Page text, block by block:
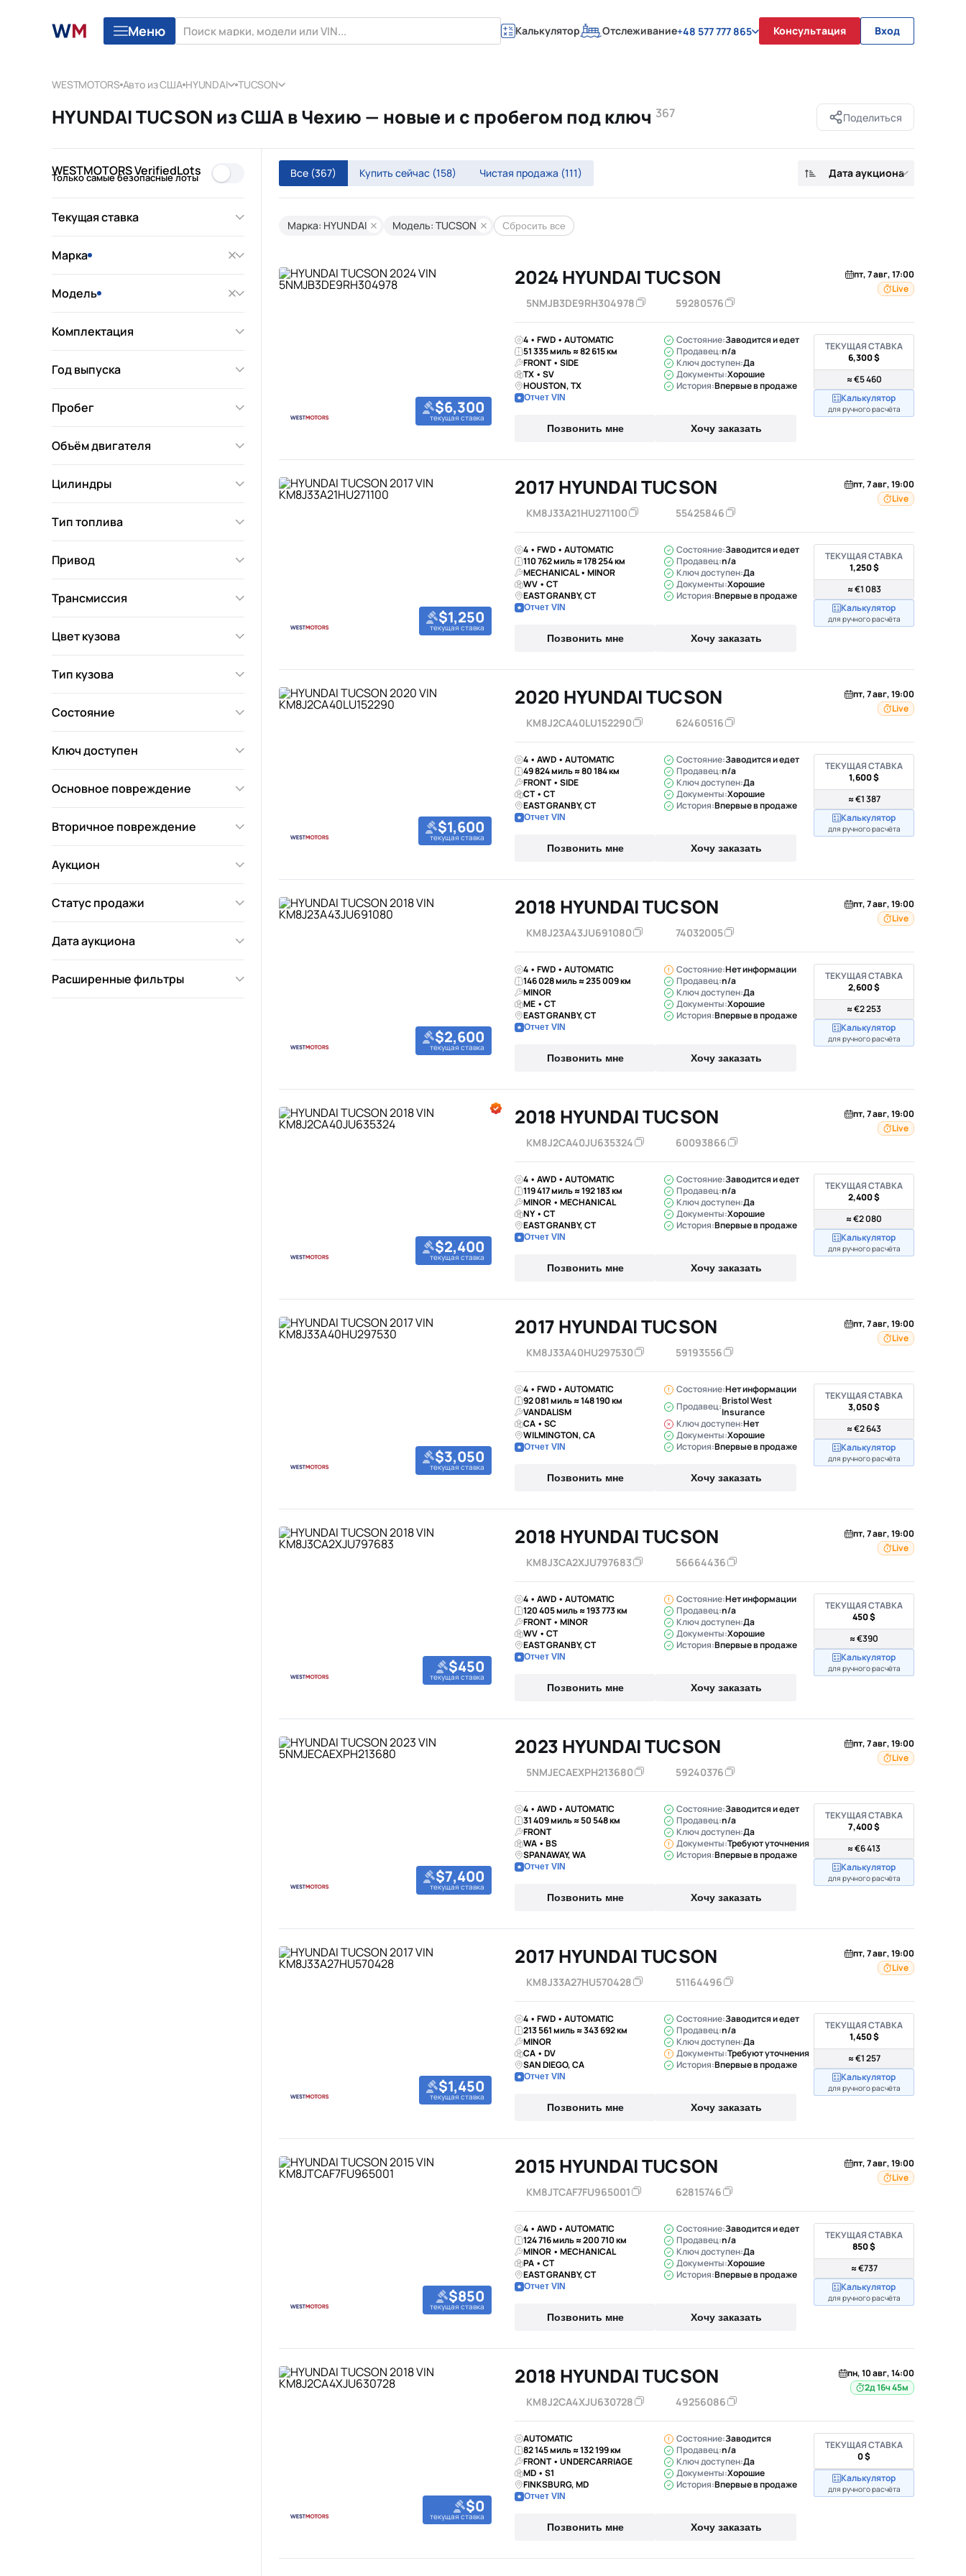
Меню Калькулятор Отслеживание+48 577 777 865 Консультация Вход
WESTMOTORS Авто из США HYUNDAI TUCSON
HYUNDAI TUCSON из США в Чехию — новые и с пробегом под ключ 367 Поделиться
WESTMOTORS VerifiedLots
Только самые безопасные лоты
Текущая ставка
Марка
Модель
Комплектация
Год выпуска
Пробег
Объём двигателя
Цилиндры
Тип топлива
Привод
Трансмиссия
Цвет кузова
Тип кузова
Состояние
Ключ доступен
Основное повреждение
Вторичное повреждение
Аукцион
Статус продажи
Дата аукциона
Расширенные фильтры
Дата аукциона
Все (367) Купить сейчас (158) Чистая продажа (111)
Марка: HYUNDAI Модель: TUCSON Сбросить все
$6,300
текущая ставка
2024 HYUNDAI TUCSON
5NMJB3DE9RH304978 59280576
пт, 7 авг, 17:00
Live
4 • FWD • AUTOMATIC
51 335 миль ≈ 82 615 км
FRONT • SIDE
TX • SV
HOUSTON, TX
Отчет VIN
Состояние:Заводится и едет
Продавец:n/a
Ключ доступен:Да
Документы:Хорошие
История:Впервые в продаже
Позвонить мне Хочу заказать
ТЕКУЩАЯ СТАВКА
6,300 $
≈ €5 460
Калькулятор
для ручного расчёта
$1,250
текущая ставка
2017 HYUNDAI TUCSON
KM8J33A21HU271100 55425846
пт, 7 авг, 19:00
Live
4 • FWD • AUTOMATIC
110 762 миль ≈ 178 254 км
MECHANICAL • MINOR
WV • CT
EAST GRANBY, CT
Отчет VIN
Состояние:Заводится и едет
Продавец:n/a
Ключ доступен:Да
Документы:Хорошие
История:Впервые в продаже
Позвонить мне Хочу заказать
ТЕКУЩАЯ СТАВКА
1,250 $
≈ €1 083
Калькулятор
для ручного расчёта
$1,600
текущая ставка
2020 HYUNDAI TUCSON
KM8J2CA40LU152290 62460516
пт, 7 авг, 19:00
Live
4 • AWD • AUTOMATIC
49 824 миль ≈ 80 184 км
FRONT • SIDE
CT • CT
EAST GRANBY, CT
Отчет VIN
Состояние:Заводится и едет
Продавец:n/a
Ключ доступен:Да
Документы:Хорошие
История:Впервые в продаже
Позвонить мне Хочу заказать
ТЕКУЩАЯ СТАВКА
1,600 $
≈ €1 387
Калькулятор
для ручного расчёта
$2,600
текущая ставка
2018 HYUNDAI TUCSON
KM8J23A43JU691080 74032005
пт, 7 авг, 19:00
Live
4 • FWD • AUTOMATIC
146 028 миль ≈ 235 009 км
MINOR
ME • CT
EAST GRANBY, CT
Отчет VIN
Состояние:Нет информации
Продавец:n/a
Ключ доступен:Да
Документы:Хорошие
История:Впервые в продаже
Позвонить мне Хочу заказать
ТЕКУЩАЯ СТАВКА
2,600 $
≈ €2 253
Калькулятор
для ручного расчёта
$2,400
текущая ставка
2018 HYUNDAI TUCSON
KM8J2CA40JU635324 60093866
пт, 7 авг, 19:00
Live
4 • AWD • AUTOMATIC
119 417 миль ≈ 192 183 км
MINOR • MECHANICAL
NY • CT
EAST GRANBY, CT
Отчет VIN
Состояние:Заводится и едет
Продавец:n/a
Ключ доступен:Да
Документы:Хорошие
История:Впервые в продаже
Позвонить мне Хочу заказать
ТЕКУЩАЯ СТАВКА
2,400 $
≈ €2 080
Калькулятор
для ручного расчёта
$3,050
текущая ставка
2017 HYUNDAI TUCSON
KM8J33A40HU297530 59193556
пт, 7 авг, 19:00
Live
4 • FWD • AUTOMATIC
92 081 миль ≈ 148 190 км
VANDALISM
CA • SC
WILMINGTON, CA
Отчет VIN
Состояние:Нет информации
Продавец:Bristol West
Insurance
Ключ доступен:Нет
Документы:Хорошие
История:Впервые в продаже
Позвонить мне Хочу заказать
ТЕКУЩАЯ СТАВКА
3,050 $
≈ €2 643
Калькулятор
для ручного расчёта
$450
текущая ставка
2018 HYUNDAI TUCSON
KM8J3CA2XJU797683 56664436
пт, 7 авг, 19:00
Live
4 • AWD • AUTOMATIC
120 405 миль ≈ 193 773 км
FRONT • MINOR
WV • CT
EAST GRANBY, CT
Отчет VIN
Состояние:Нет информации
Продавец:n/a
Ключ доступен:Да
Документы:Хорошие
История:Впервые в продаже
Позвонить мне Хочу заказать
ТЕКУЩАЯ СТАВКА
450 $
≈ €390
Калькулятор
для ручного расчёта
$7,400
текущая ставка
2023 HYUNDAI TUCSON
5NMJECAEXPH213680 59240376
пт, 7 авг, 19:00
Live
4 • AWD • AUTOMATIC
31 409 миль ≈ 50 548 км
FRONT
WA • BS
SPANAWAY, WA
Отчет VIN
Состояние:Заводится и едет
Продавец:n/a
Ключ доступен:Да
Документы:Требуют уточнения
История:Впервые в продаже
Позвонить мне Хочу заказать
ТЕКУЩАЯ СТАВКА
7,400 $
≈ €6 413
Калькулятор
для ручного расчёта
$1,450
текущая ставка
2017 HYUNDAI TUCSON
KM8J33A27HU570428 51164496
пт, 7 авг, 19:00
Live
4 • FWD • AUTOMATIC
213 561 миль ≈ 343 692 км
MINOR
CA • DV
SAN DIEGO, CA
Отчет VIN
Состояние:Заводится и едет
Продавец:n/a
Ключ доступен:Да
Документы:Требуют уточнения
История:Впервые в продаже
Позвонить мне Хочу заказать
ТЕКУЩАЯ СТАВКА
1,450 $
≈ €1 257
Калькулятор
для ручного расчёта
$850
текущая ставка
2015 HYUNDAI TUCSON
KM8JTCAF7FU965001 62815746
пт, 7 авг, 19:00
Live
4 • AWD • AUTOMATIC
124 716 миль ≈ 200 710 км
MINOR • MECHANICAL
PA • CT
EAST GRANBY, CT
Отчет VIN
Состояние:Заводится и едет
Продавец:n/a
Ключ доступен:Да
Документы:Хорошие
История:Впервые в продаже
Позвонить мне Хочу заказать
ТЕКУЩАЯ СТАВКА
850 $
≈ €737
Калькулятор
для ручного расчёта
$0
текущая ставка
2018 HYUNDAI TUCSON
KM8J2CA4XJU630728 49256086
пн, 10 авг, 14:00
2д 16ч 45м
AUTOMATIC
82 145 миль ≈ 132 199 км
FRONT • UNDERCARRIAGE
MD • S1
FINKSBURG, MD
Отчет VIN
Состояние:Заводится
Продавец:n/a
Ключ доступен:Да
Документы:Хорошие
История:Впервые в продаже
Позвонить мне Хочу заказать
ТЕКУЩАЯ СТАВКА
0 $
Калькулятор
для ручного расчёта